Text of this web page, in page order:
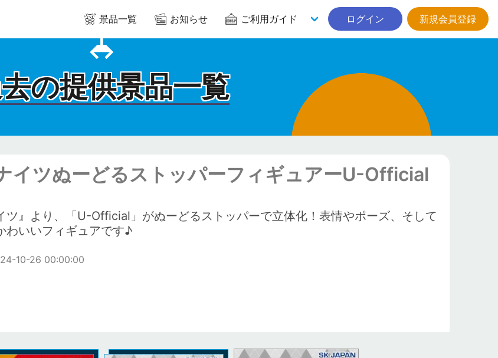
景品一覧 お知らせ ご利用ガイド ログイン 新規会員登録
の提供景品一覧
イツぬーどるストッパーフィギュアーU-Official
ツ』より、「U-Official」がぬーどるストッパーで立体化！表情やポーズ、そして
わいいフィギュアです♪
10-26 00:00:00